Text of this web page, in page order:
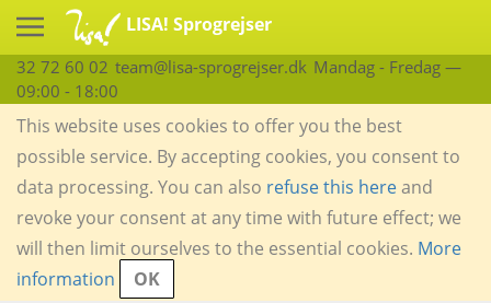
LISA! Sprogrejser
32 72 60 02 team@lisa-sprogrejser.dk Mandag - Fredag —
09:00 - 18:00
This website uses cookies to offer you the best
possible service. By accepting cookies, you consent to
data processing. You can also refuse this hereand
revoke your consent at any time with future effect; we
will then limit ourselves to the essential cookies. More
information
OK